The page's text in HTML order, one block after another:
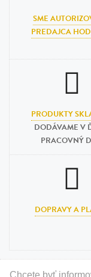
SME
PREDAJCA
PRODUKTY
DODÁVAME V
PRACOVNÝ
DOPRAVY A
Chcete byť